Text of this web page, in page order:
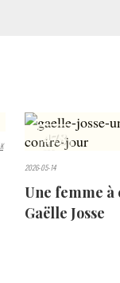
478
VIEWS
2026-05-14
Une femme
Gaëlle Josse